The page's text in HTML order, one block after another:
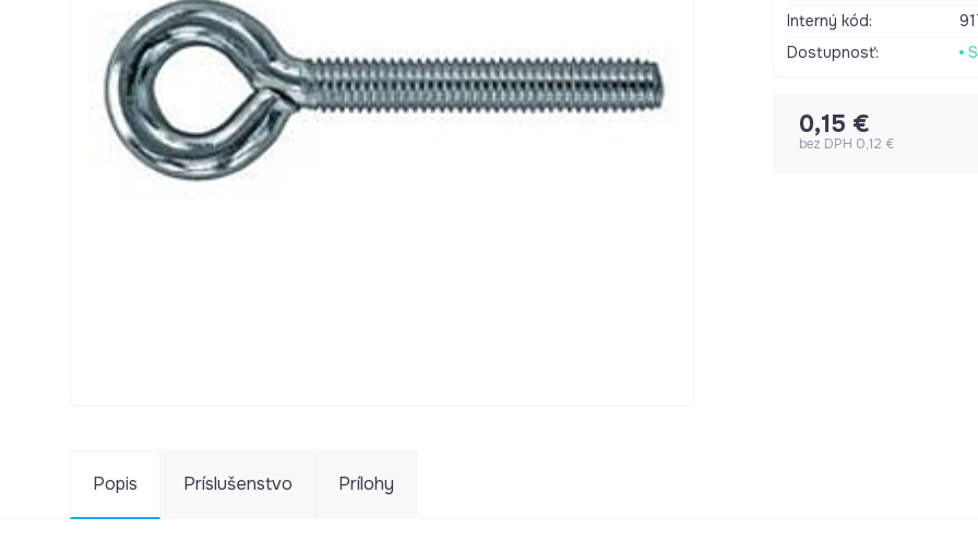
Interný kód:
Dostupnosť:
0,15 €
bez DPH 0,12 €
Popis Príslušenstvo Prílohy